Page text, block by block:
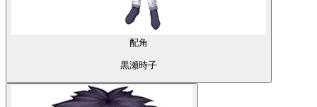
配角
黒瀬時子